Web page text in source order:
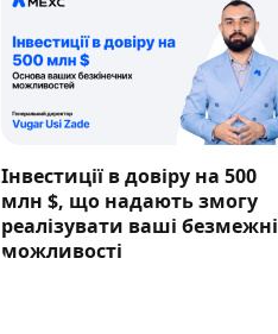
Інвестиції в довіру на 500
млн $, що надають змогу
реалізувати ваші безмежні
можливості